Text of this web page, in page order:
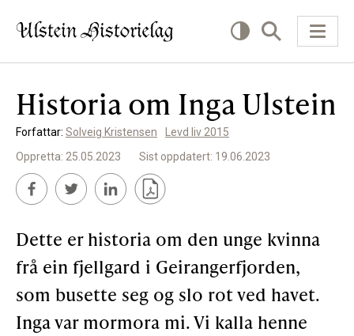
KVA VIL DU LESE OM?
Kultur
Næring
Personar
Historia om Inga Ulstein
Forfattar: Solveig Kristensen
Levd liv 2015
Oppretta: 25.05.2023
Sist oppdatert: 19.06.2023
Dette er historia om den unge kvinna
frå ein fjellgard i Geirangerfjorden,
som busette seg og slo rot ved havet.
Inga var mormora mi. Vi kalla henne